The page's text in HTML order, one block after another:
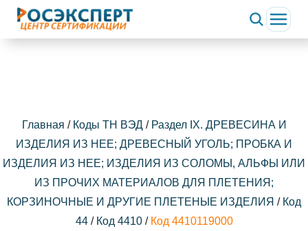
Главная / Коды ТН ВЭД/ Раздел IX. ДРЕВЕСИНА И
ИЗДЕЛИЯ ИЗ НЕЕ; ДРЕВЕСНЫЙ УГОЛЬ; ПРОБКА И
ИЗДЕЛИЯ ИЗ НЕЕ; ИЗДЕЛИЯ ИЗ СОЛОМЫ, АЛЬФЫ ИЛИ
ИЗ ПРОЧИХ МАТЕРИАЛОВ ДЛЯ ПЛЕТЕНИЯ;
КОРЗИНОЧНЫЕ И ДРУГИЕ ПЛЕТЕНЫЕ ИЗДЕЛИЯ / Код
44 / Код 4410 / Код 4410119000